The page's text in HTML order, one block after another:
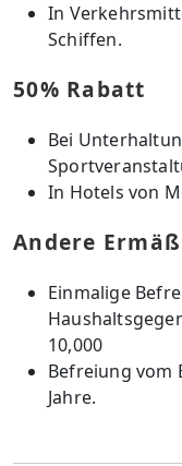
In
Schiffen.
50% Rabatt
Bei
In Hotels von
Andere
Einmalige
10,000
Befreiung vom
Jahre.